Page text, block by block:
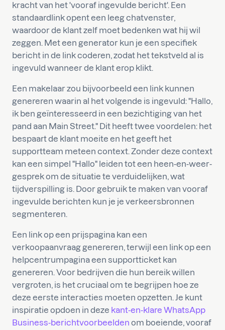
kracht van het 'vooraf ingevulde bericht'. Een
standaardlink opent een leeg chatvenster,
waardoor de klant zelf moet bedenken wat hij wil
zeggen. Met een generator kun je een specifiek
bericht in de link coderen, zodat het tekstveld al is
ingevuld wanneer de klant erop klikt.
Een makelaar zou bijvoorbeeld een link kunnen
genereren waarin al het volgende is ingevuld: "Hallo,
ik ben geïnteresseerd in een bezichtiging van het
pand aan Main Street." Dit heeft twee voordelen: het
bespaart de klant moeite en het geeft het
supportteam meteen context. Zonder deze context
kan een simpel "Hallo" leiden tot een heen-en-weer-
gesprek om de situatie te verduidelijken, wat
tijdverspilling is. Door gebruik te maken van vooraf
ingevulde berichten kun je je verkeersbronnen
segmenteren.
Een link op een prijspagina kan een
verkoopaanvraag genereren, terwijl een link op een
helpcentrumpagina een supportticket kan
genereren. Voor bedrijven die hun bereik willen
vergroten, is het cruciaal om te begrijpen hoe ze
deze eerste interacties moeten opzetten. Je kunt
inspiratie opdoen in deze kant-en-klare WhatsApp
Business-berichtvoorbeelden om boeiende, vooraf